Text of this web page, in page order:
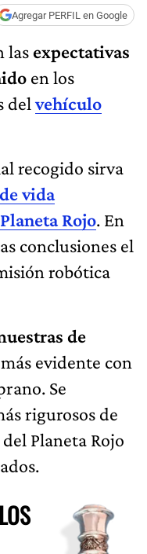
Agregar PERFIL en Google
las expectativas
en los
delvehículo
recogido sirva
vida
Rojo. En
conclusiones el
robótica
de
evidente con
Se
rigurosos de
Planeta Rojo